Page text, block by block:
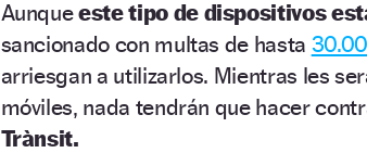
Aunqueeste tipo de dispositivos
sancionado con multas de hasta
arriesgan a utilizarlos. Mientras les
móviles, nada tendrán que hacer
Trànsit.